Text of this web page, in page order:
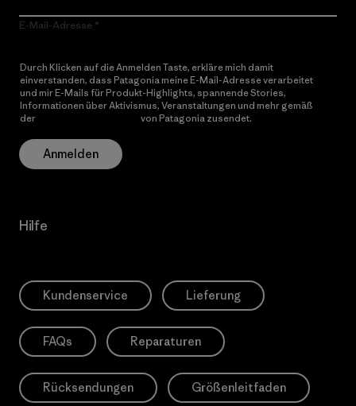
E-Mail-Adresse
Durch Klicken auf die Anmelden Taste, erkläre mich damit
einverstanden, dass Patagonia meine E-Mail-Adresse verarbeitet
und mir E-Mails für Produkt-Highlights, spannende Stories,
Informationen über Aktivismus, Veranstaltungen und mehr gemäß
der
von Patagonia zusendet.
Anmelden
Hilfe
Kundenservice Lieferung
FAQs Reparaturen
Rücksendungen Größenleitfaden